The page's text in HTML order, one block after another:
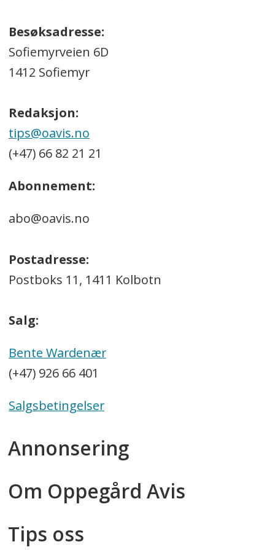
Besøksadresse:
Sofiemyrveien 6D
1412 Sofiemyr
Redaksjon:
tips@oavis.no
(+47) 66 82 21 21
Abonnement:
abo@oavis.no
Postadresse:
Postboks 11, 1411 Kolbotn
Salg:
Bente Wardenær
(+47) 926 66 401
Salgsbetingelser
Annonsering
Om Oppegård Avis
Tips oss